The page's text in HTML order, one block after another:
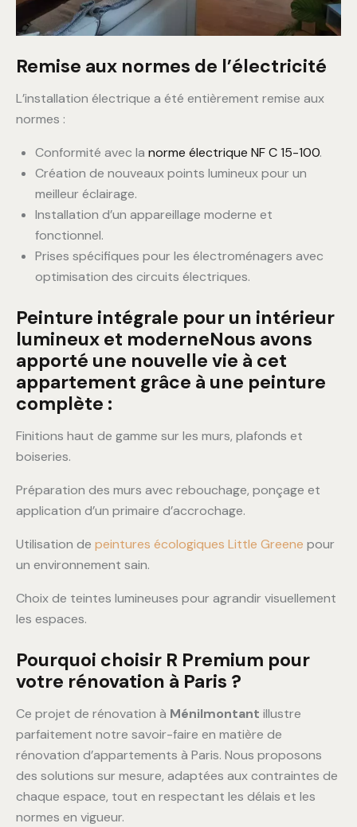
Remise aux normes de l’électricité
L’installation électrique a été entièrement remise aux
normes :
Conformité avec la norme électrique NF C 15-100.
Création de nouveaux points lumineux pour un
meilleur éclairage.
Installation d’un appareillage moderne et
fonctionnel.
Prises spécifiques pour les électroménagers avec
optimisation des circuits électriques.
Peinture intégrale pour un intérieur
lumineux et moderneNous avons
apporté une nouvelle vie à cet
appartement grâce à une peinture
complète :
Finitions haut de gamme sur les murs, plafonds et
boiseries.
Préparation des murs avec rebouchage, ponçage et
application d’un primaire d’accrochage.
Utilisation de peintures écologiques Little Greene pour
un environnement sain.
Choix de teintes lumineuses pour agrandir visuellement
les espaces.
Pourquoi choisir R Premium pour
votre rénovation à Paris ?
Ce projet de rénovation à Ménilmontant illustre
parfaitement notre savoir-faire en matière de
rénovation d’appartements à Paris. Nous proposons
des solutions sur mesure, adaptées aux contraintes de
chaque espace, tout en respectant les délais et les
normes en vigueur.